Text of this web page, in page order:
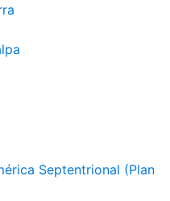
Septentrional (Plan